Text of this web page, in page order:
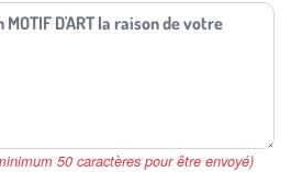
50 caractères pour être envoyé)